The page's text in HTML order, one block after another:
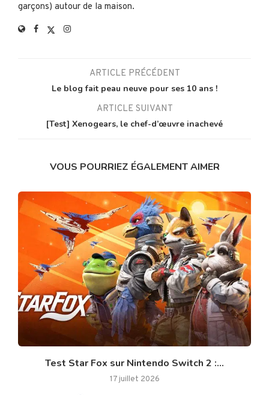
garçons) autour de la maison.
ARTICLE PRÉCÉDENT
Le blog fait peau neuve pour ses 10 ans !
ARTICLE SUIVANT
[Test] Xenogears, le chef-d’œuvre inachevé
VOUS POURRIEZ ÉGALEMENT AIMER
Test Star Fox sur Nintendo Switch 2 :...
17 juillet 2026